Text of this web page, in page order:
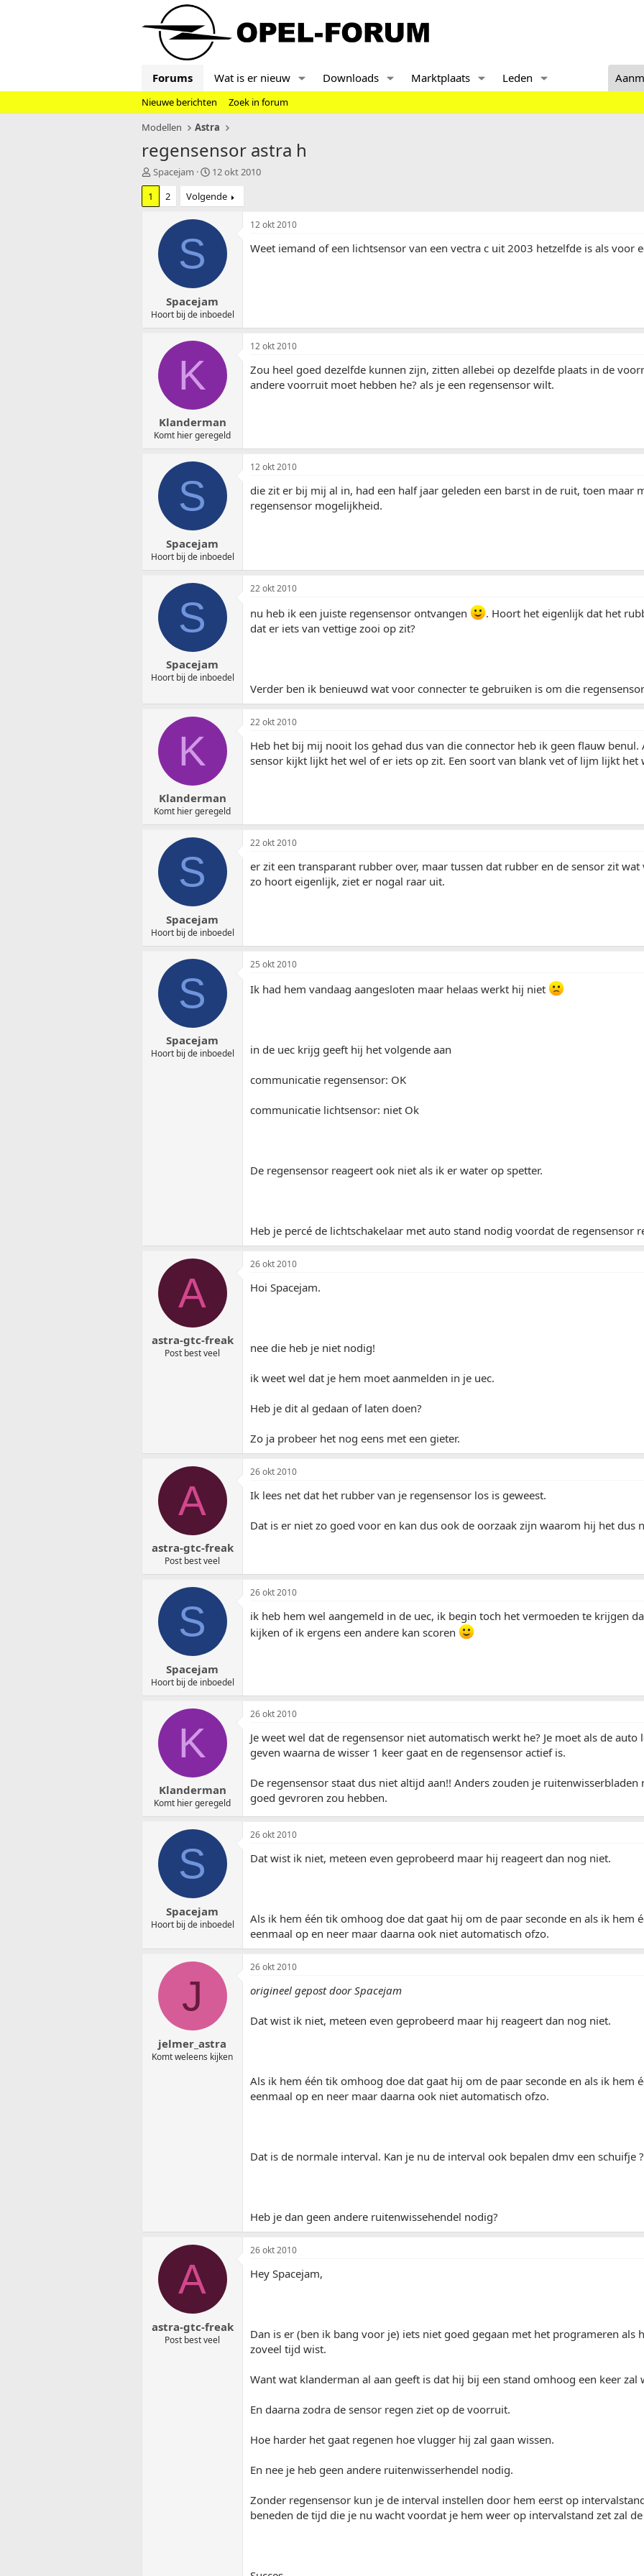
Forums Wat is er nieuw Downloads Marktplaats Leden
Nieuwe berichten
Zoek in forum
Modellen
Astra
regensensor astra h
T
o
i
r
Spacejam
S
a
r
t
12 okt 2010
1
2 Volgende
S
Spacejam
Hoort bij de inboedel
12 okt 2010
Weet iemand of een lichtsensor van een vectra c uit 2003 hetzelfde is als voor
K
Klanderman
Komt hier geregeld
12 okt 2010
Zou heel goed dezelfde kunnen zijn, zitten allebei op dezelfde plaats in de
andere voorruit moet hebben he? als je een regensensor wilt.
S
Spacejam
Hoort bij de inboedel
12 okt 2010
die zit er bij mij al in, had een half jaar geleden een barst in de ruit, toen maar
regensensor mogelijkheid.
S
Spacejam
Hoort bij de inboedel
22 okt 2010
nu heb ik een juiste regensensor ontvangen
. Hoort het eigenlijk dat het
dat er iets van vettige zooi op zit?
Verder ben ik benieuwd wat voor connecter te gebruiken is om die
K
Klanderman
Komt hier geregeld
22 okt 2010
Heb het bij mij nooit los gehad dus van die connector heb ik geen flauw
sensor kijkt lijkt het wel of er iets op zit. Een soort van blank vet of lijm lijkt het
S
Spacejam
Hoort bij de inboedel
22 okt 2010
er zit een transparant rubber over, maar tussen dat rubber en de sensor zit
zo hoort eigenlijk, ziet er nogal raar uit.
S
Spacejam
Hoort bij de inboedel
25 okt 2010
Ik had hem vandaag aangesloten maar helaas werkt hij niet
in de uec krijg geeft hij het volgende aan
communicatie regensensor: OK
communicatie lichtsensor: niet Ok
De regensensor reageert ook niet als ik er water op spetter.
Heb je percé de lichtschakelaar met auto stand nodig voordat de regensensor
A
astra-gtc-freak
Post best veel
26 okt 2010
Hoi Spacejam.
nee die heb je niet nodig!
ik weet wel dat je hem moet aanmelden in je uec.
Heb je dit al gedaan of laten doen?
Zo ja probeer het nog eens met een gieter.
A
astra-gtc-freak
Post best veel
26 okt 2010
Ik lees net dat het rubber van je regensensor los is geweest.
Dat is er niet zo goed voor en kan dus ook de oorzaak zijn waarom hij het dus
S
Spacejam
Hoort bij de inboedel
26 okt 2010
ik heb hem wel aangemeld in de uec, ik begin toch het vermoeden te krijgen
kijken of ik ergens een andere kan scoren
K
Klanderman
Komt hier geregeld
26 okt 2010
Je weet wel dat de regensensor niet automatisch werkt he? Je moet als de
geven waarna de wisser 1 keer gaat en de regensensor actief is.
De regensensor staat dus niet altijd aan!! Anders zouden je
goed gevroren zou hebben.
S
Spacejam
Hoort bij de inboedel
26 okt 2010
Dat wist ik niet, meteen even geprobeerd maar hij reageert dan nog niet.
Als ik hem één tik omhoog doe dat gaat hij om de paar seconde en als ik hem
eenmaal op en neer maar daarna ook niet automatisch ofzo.
J
jelmer_astra
Komt weleens kijken
26 okt 2010
origineel gepost door Spacejam
Dat wist ik niet, meteen even geprobeerd maar hij reageert dan nog niet.
Als ik hem één tik omhoog doe dat gaat hij om de paar seconde en als ik hem
eenmaal op en neer maar daarna ook niet automatisch ofzo.
Dat is de normale interval. Kan je nu de interval ook bepalen dmv een schuifje ?
Heb je dan geen andere ruitenwissehendel nodig?
A
astra-gtc-freak
Post best veel
26 okt 2010
Hey Spacejam,
Dan is er (ben ik bang voor je) iets niet goed gegaan met het programeren als
zoveel tijd wist.
Want wat klanderman al aan geeft is dat hij bij een stand omhoog een keer zal
En daarna zodra de sensor regen ziet op de voorruit.
Hoe harder het gaat regenen hoe vlugger hij zal gaan wissen.
En nee je heb geen andere ruitenwisserhendel nodig.
Zonder regensensor kun je de interval instellen door hem eerst op
beneden de tijd die je nu wacht voordat je hem weer op intervalstand zet zal